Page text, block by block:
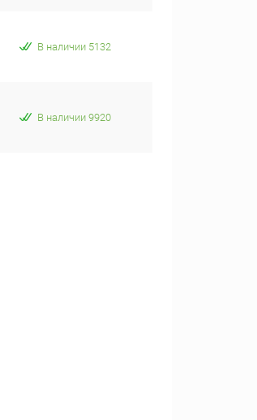
В наличии 5132
В наличии 9920